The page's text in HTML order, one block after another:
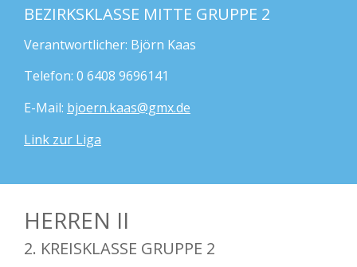
BEZIRKSKLASSE MITTE GRUPPE 2
Verantwortlicher: Björn Kaas
Telefon: 0 6408 9696141
E-Mail: bjoern.kaas@gmx.de
Link zur Liga
HERREN II
2. KREISKLASSE GRUPPE 2